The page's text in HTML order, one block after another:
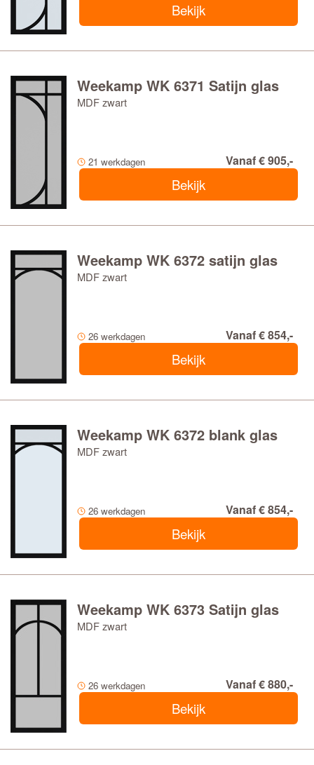
Bekijk
Weekamp WK 6371 Satijn glas
MDF zwart
21 werkdagen Vanaf € 905,-
Bekijk
Weekamp WK 6372 satijn glas
MDF zwart
26 werkdagen Vanaf € 854,-
Bekijk
Weekamp WK 6372 blank glas
MDF zwart
26 werkdagen Vanaf € 854,-
Bekijk
Weekamp WK 6373 Satijn glas
MDF zwart
26 werkdagen Vanaf € 880,-
Bekijk